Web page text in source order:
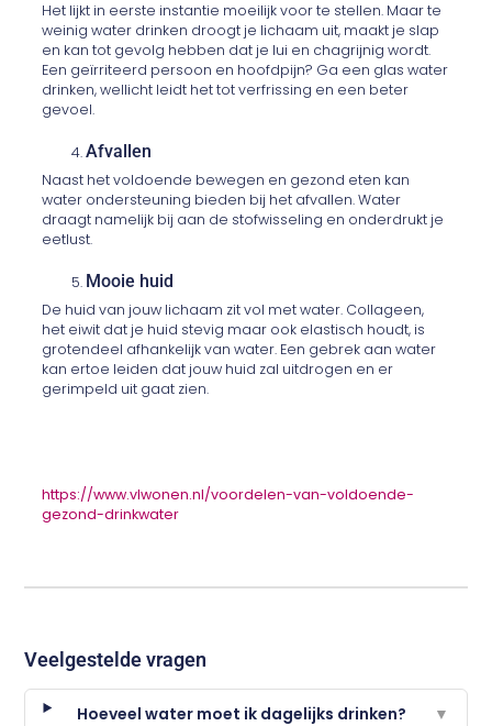
Het lijkt in eerste instantie moeilijk voor te stellen. Maar te
weinig water drinken droogt je lichaam uit, maakt je slap
en kan tot gevolg hebben dat je lui en chagrijnig wordt.
Een geïrriteerd persoon en hoofdpijn? Ga een glas water
drinken, wellicht leidt het tot verfrissing en een beter
gevoel.
Afvallen
Naast het voldoende bewegen en gezond eten kan
water ondersteuning bieden bij het afvallen. Water
draagt namelijk bij aan de stofwisseling en onderdrukt je
eetlust.
Mooie huid
De huid van jouw lichaam zit vol met water. Collageen,
het eiwit dat je huid stevig maar ook elastisch houdt, is
grotendeel afhankelijk van water. Een gebrek aan water
kan ertoe leiden dat jouw huid zal uitdrogen en er
gerimpeld uit gaat zien.
https://www.vlwonen.nl/voordelen-van-voldoende-
gezond-drinkwater
Veelgestelde vragen
Hoeveel water moet ik dagelijks drinken? ▼